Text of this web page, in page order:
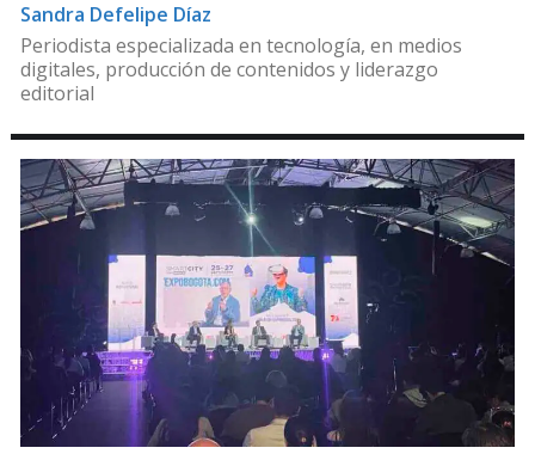
Sandra Defelipe Díaz
Periodista especializada en tecnología, en medios
digitales, producción de contenidos y liderazgo
editorial